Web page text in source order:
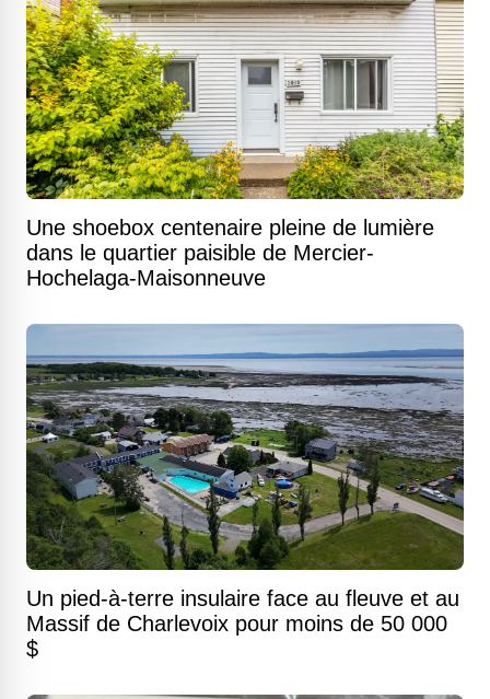
Une shoebox centenaire pleine de lumière
dans le quartier paisible de Mercier-
Hochelaga-Maisonneuve
Un pied-à-terre insulaire face au fleuve et au
Massif de Charlevoix pour moins de 50 000
$